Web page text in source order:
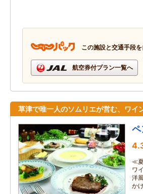
この施設と交通手段
航空券付プラン一覧へ
草津で唯一人のソムリエが営む、ワイ
≪
ワ
洋
か